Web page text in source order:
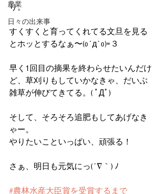
農業
日々の出来事
り。
すくすくと育ってくれてる文旦を見る
とホッとするなぁ〜(o´д`o)=３
早く1回目の摘果を終わらせたいんだけ
ど、草刈りもしていかなきゃ、だいぶ
雑草が伸びてきてる。( ﾟДﾟ)
そして、そろそろ追肥もしてあげなき
ゃー。
やりたいこといっぱい、頑張る！
さぁ、明日も元気にっ(´∇｀) ﾉ
#農林水産大臣賞を受賞するまで